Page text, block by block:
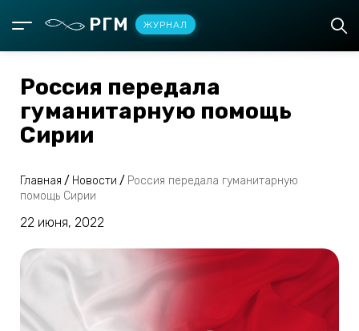
РГМ ЖУРНАЛ
Россия передала
гуманитарную помощь
Сирии
Главная / Новости / Россия передала гуманитарную
помощь Сирии
22 июня, 2022